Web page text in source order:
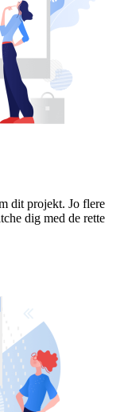
dit projekt. Jo flere
dig med de rette